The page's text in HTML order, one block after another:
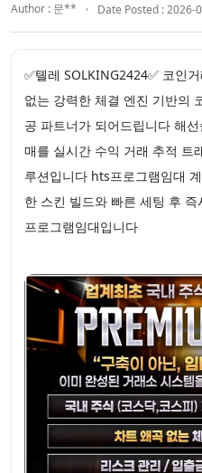
Author : 문** Date Posted : 2026-
✅톌레 SOLKING2424✅ 코인
없는 강력한 체결 엔진 기반의
공 파트너가 되어드립니다 해
매를 실시간 수익 거래 추적 트
루션입니다 hts프로그램임대
한 스킨 빌드와 빠른 세팅 후
프로그램임대입니다